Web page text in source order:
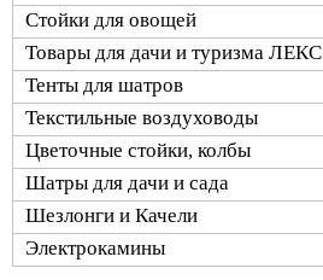
Стойки для овощей
Товары для дачи и туризма ЛЕКС
Тенты для шатров
Текстильные воздуховоды
Цветочные стойки, колбы
Шатры для дачи и сада
Шезлонги и Качели
Электрокамины